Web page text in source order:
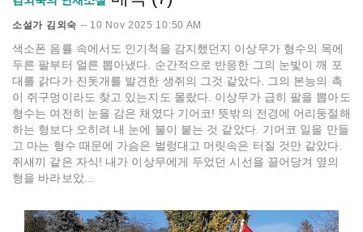
소설가 김외숙 -- 10 Nov 2025 10:50 AM
색소폰 음률 속에서도 인기척을 감지했던지 이상무가 형수의 목에
두른 팔부터 얼른 뽑아냈다. 순간적으로 반응한 그의 눈빛이 깨 포
대를 갉다가 진돗개를 발견한 생쥐의 그것 같았다. 그의 본능의 촉
이 쥐구멍이라도 찾고 있는지도 몰랐다. 이상무가 급히 팔을 뽑아도
형수는 여전히 눈을 감은 채였다 기어코! 뜻밖의 전경에 어리둥절해
하는 형보다 오히려 내 눈에 불이 붙는 것 같았다. 기어코 일을 만들
고 마는 형수 때문에 가슴은 벌렁대고 머릿속은 터질 것만 같았다.
쥐새끼 같은 자식! 내가 이상무에게 두었던 시선을 끌어당겨 옆의
형을 바라보았...